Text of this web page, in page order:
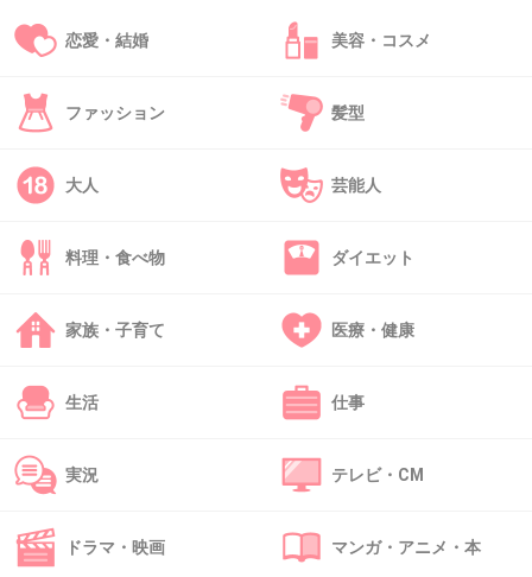
41. 匿名 2018/09/13(木) 22:15:38
+93
どうせ番組面白くないんだから、目の保養に田
中圭みるわ
+136
きちんと見たこと1回もないけどこれから見るわ
恋愛・結婚 美容・コスメ
ファッション 髪型
大人 芸能人
料理・食べ物 ダイエット
家族・子育て 医療・健康
生活 仕事
実況 テレビ・CM
ドラマ・映画 マンガ・アニメ・本